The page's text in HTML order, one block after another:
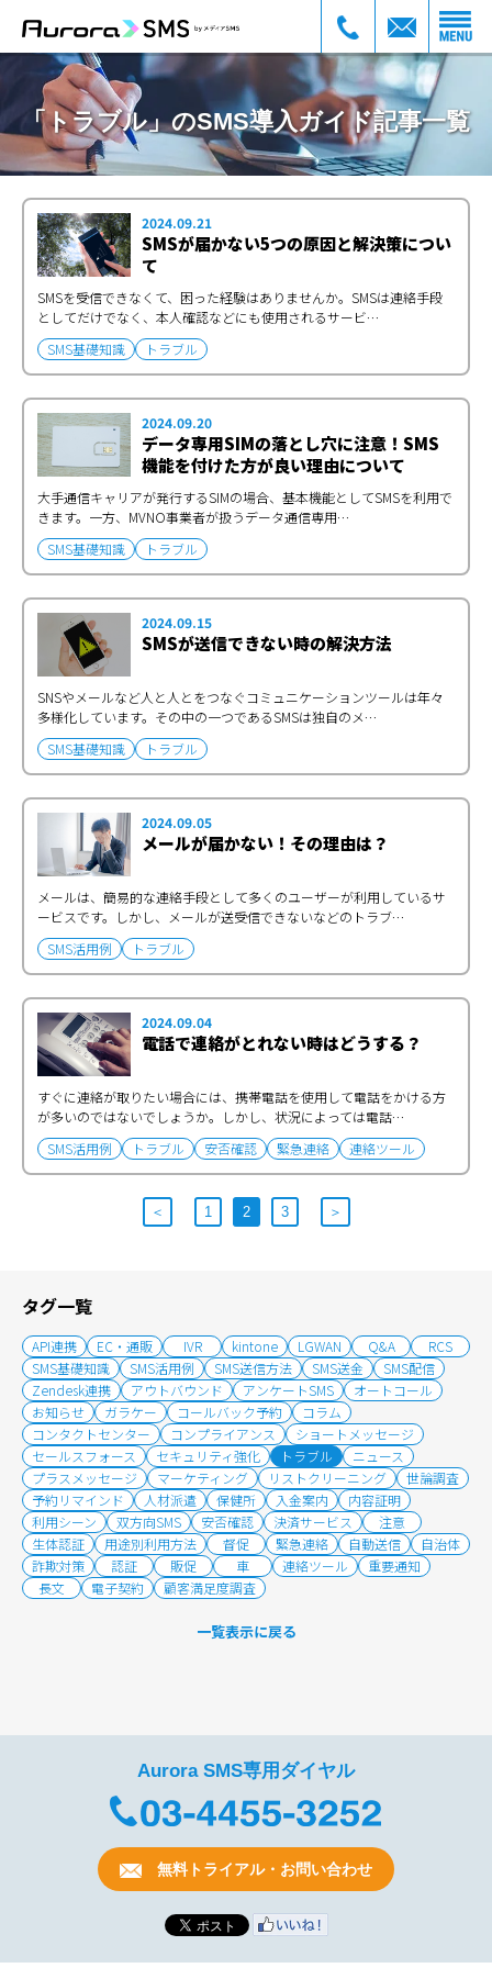
「トラブル」のSMS導入ガイド記事一覧
2024.09.21
SMSが届かない5つの原因と解決策につい
て
SMSを受信できなくて、困った経験はありませんか。SMSは連絡手段
としてだけでなく、本人確認などにも使用されるサービ…
SMS基礎知識
トラブル
2024.09.20
データ専用SIMの落とし穴に注意！SMS
機能を付けた方が良い理由について
大手通信キャリアが発行するSIMの場合、基本機能としてSMSを利用で
きます。一方、MVNO事業者が扱うデータ通信専用…
SMS基礎知識
トラブル
2024.09.15
SMSが送信できない時の解決方法
SNSやメールなど人と人とをつなぐコミュニケーションツールは年々
多様化しています。その中の一つであるSMSは独自のメ…
SMS基礎知識
トラブル
2024.09.05
メールが届かない！その理由は？
メールは、簡易的な連絡手段として多くのユーザーが利用しているサ
ービスです。しかし、メールが送受信できないなどのトラブ…
SMS活用例
トラブル
2024.09.04
電話で連絡がとれない時はどうする？
すぐに連絡が取りたい場合には、携帯電話を使用して電話をかける方
が多いのではないでしょうか。しかし、状況によっては電話…
SMS活用例
トラブル 安否確認 緊急連絡 連絡ツール
＜ 1 2 3 ＞
タグ一覧
API連携 EC・通販 IVR kintone LGWAN Q&A
RCS
SMS基礎知識
SMS活用例 SMS送信方法 SMS送金
SMS配信
Zendesk連携
アウトバウンド アンケートSMS
オートコール
お知らせ
ガラケー コールバック予約
コラム
コンタクトセンター
コンプライアンス
ショートメッセージ
セールスフォース
セキュリティ強化 トラブル
ニュース
プラスメッセージ
マーケティング リストクリーニング
世論調査
予約リマインド
人材派遣 保健所 入金案内
内容証明
利用シーン
双方向SMS 安否確認 決済サービス
注意
生体認証
用途別利用方法 督促 緊急連絡 自動送信
自治体
詐欺対策
認証 販促 車 連絡ツール
重要通知
長文
電子契約 顧客満足度調査
一覧表示に戻る
Aurora SMS専用ダイヤル
無料トライアル・お問い合わせ